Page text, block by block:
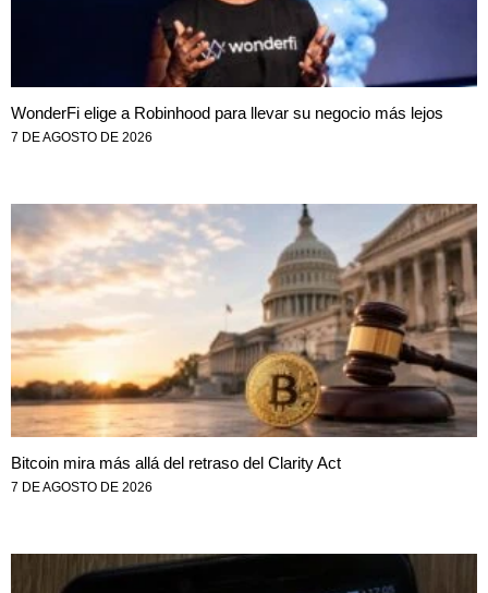
WonderFi elige a Robinhood para llevar su negocio más lejos
7 DE AGOSTO DE 2026
Bitcoin mira más allá del retraso del Clarity Act
7 DE AGOSTO DE 2026